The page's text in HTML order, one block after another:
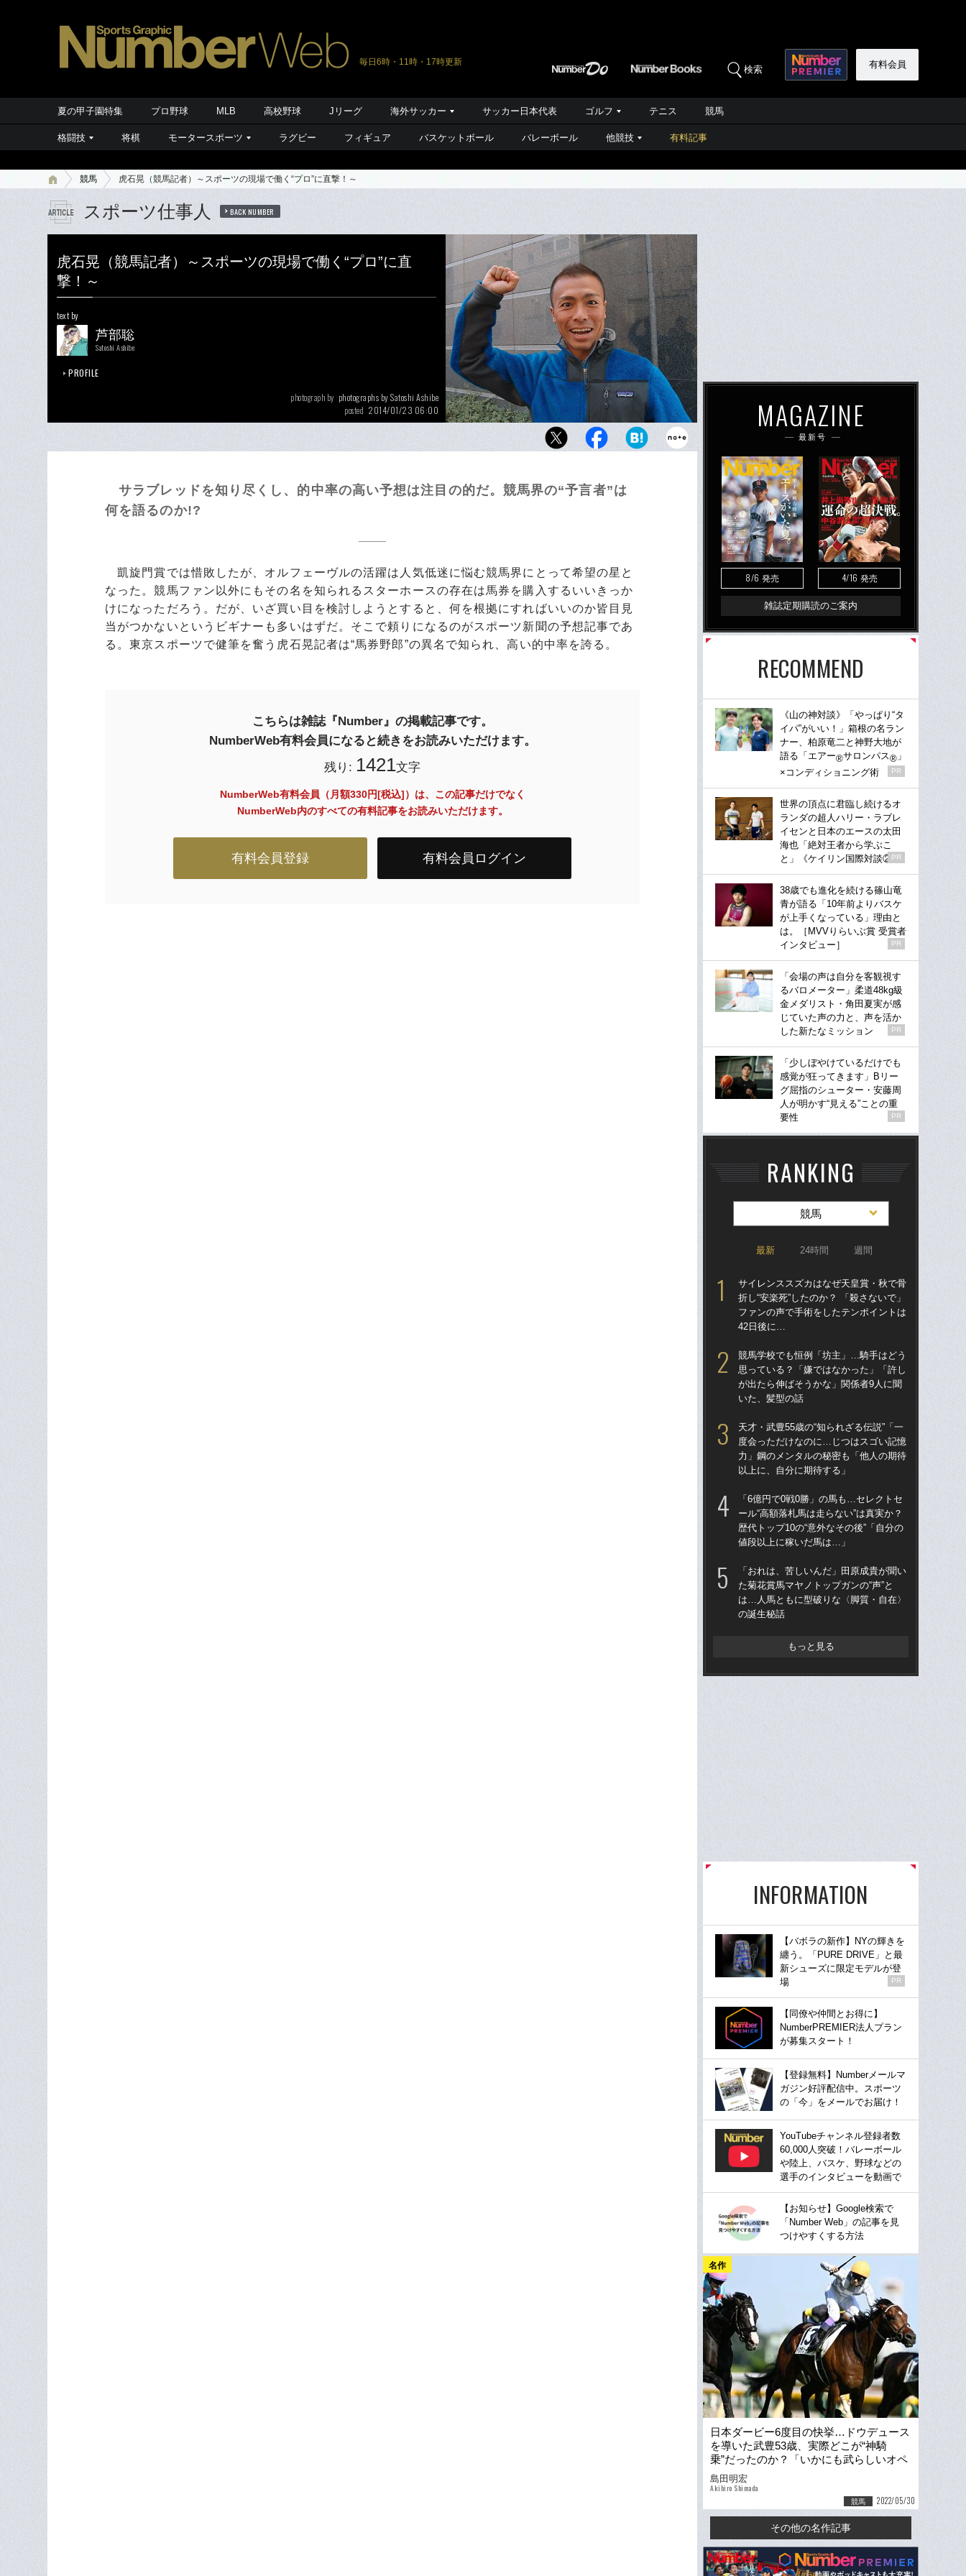
毎日6時・11時・17時更新
検索 有料会員
夏の甲子園特集 プロ野球 MLB 高校野球 Jリーグ 海外サッカー サッカー日本代表 ゴルフ テニス 競馬
格闘技 将棋 モータースポーツ ラグビー フィギュア バスケットボール バレーボール 他競技 有料記事
競馬 虎石晃（競馬記者）～スポーツの現場で働く“プロ”に直撃！～
スポーツ仕事人 BACK NUMBER
虎石晃（競馬記者）～スポーツの現場で働く“プロ”に直
撃！～
text by
芦部聡
Satoshi Ashibe
PROFILE
photograph by photographs by Satoshi Ashibe
posted 2014/01/23 06:00
サラブレッドを知り尽くし、的中率の高い予想は注目の的だ。競馬界の“予言者”は
何を語るのか!?
凱旋門賞では惜敗したが、オルフェーヴルの活躍は人気低迷に悩む競馬界にとって希望の星と
なった。競馬ファン以外にもその名を知られるスターホースの存在は馬券を購入するいいきっか
けになっただろう。だが、いざ買い目を検討しようとすると、何を根拠にすればいいのか皆目見
当がつかないというビギナーも多いはずだ。そこで頼りになるのがスポーツ新聞の予想記事であ
る。東京スポーツで健筆を奮う虎石晃記者は“馬券野郎”の異名で知られ、高い的中率を誇る。
こちらは雑誌『Number』の掲載記事です。
NumberWeb有料会員になると続きをお読みいただけます。
残り: 1421文字
NumberWeb有料会員（月額330円[税込]）は、この記事だけでなく
NumberWeb内のすべての有料記事をお読みいただけます。
有料会員登録 有料会員ログイン
MAGAZINE
最新号
8/6 発売 4/16 発売
雑誌定期購読のご案内
RECOMMEND
《山の神対談》「やっぱり“タ
イパ”がいい！」箱根の名ラン
ナー、柏原竜二と神野大地が
語る「エアー®サロンパス® 」
×コンディショニング術
PR
世界の頂点に君臨し続けるオ
ランダの超人ハリー・ラブレ
イセンと日本のエースの太田
海也「絶対王者から学ぶこ
と」《ケイリン国際対談②》
PR
38歳でも進化を続ける篠山竜
青が語る「10年前よりバスケ
が上手くなっている」理由と
は。［MVVりらいぶ賞 受賞者
インタビュー］
PR
「会場の声は自分を客観視す
るバロメーター」柔道48kg級
金メダリスト・角田夏実が感
じていた声の力と、声を活か
した新たなミッション
PR
「少しぼやけているだけでも
感覚が狂ってきます」Bリー
グ屈指のシューター・安藤周
人が明かす“見える”ことの重
要性
PR
RANKING
競馬
最新 24時間 週間
サイレンススズカはなぜ天皇賞・秋で骨
折し“安楽死”したのか？ 「殺さないで」
ファンの声で手術をしたテンポイントは
42日後に…
競馬学校でも恒例「坊主」…騎手はどう
思っている？「嫌ではなかった」「許し
が出たら伸ばそうかな」関係者9人に聞
いた、髪型の話
天才・武豊55歳の“知られざる伝説”「一
度会っただけなのに…じつはスゴい記憶
力」鋼のメンタルの秘密も「他人の期待
以上に、自分に期待する」
「6億円で0戦0勝」の馬も…セレクトセ
ール“高額落札馬は走らない”は真実か？
歴代トップ10の“意外なその後”「自分の
値段以上に稼いだ馬は…」
「おれは、苦しいんだ」田原成貴が聞い
た菊花賞馬マヤノトップガンの“声”と
は…人馬ともに型破りな〈脚質・自在〉
の誕生秘話
もっと見る
INFORMATION
【バボラの新作】NYの輝きを
纏う。「PURE DRIVE」と最
新シューズに限定モデルが登
場
PR
【同僚や仲間とお得に】
NumberPREMIER法人プラン
が募集スタート！
【登録無料】Numberメールマ
ガジン好評配信中。スポーツ
の「今」をメールでお届け！
YouTubeチャンネル登録者数
60,000人突破！バレーボール
や陸上、バスケ、野球などの
選手のインタビューを動画で
【お知らせ】Google検索で
「Number Web」の記事を見
つけやすくする方法
名作
日本ダービー6度目の快挙…ドウデュース
を導いた武豊53歳、実際どこが“神騎
乗”だったのか？「いかにも武らしいオペ
レーション」
島田明宏
Akihiro Shimada
競馬 2022/05/30
その他の名作記事